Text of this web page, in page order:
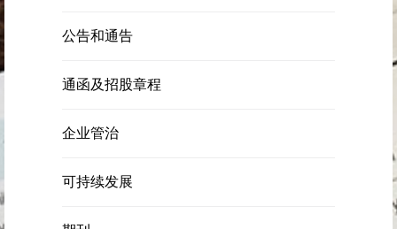
公告和通告
通函及招股章程
企业管治
可持续发展